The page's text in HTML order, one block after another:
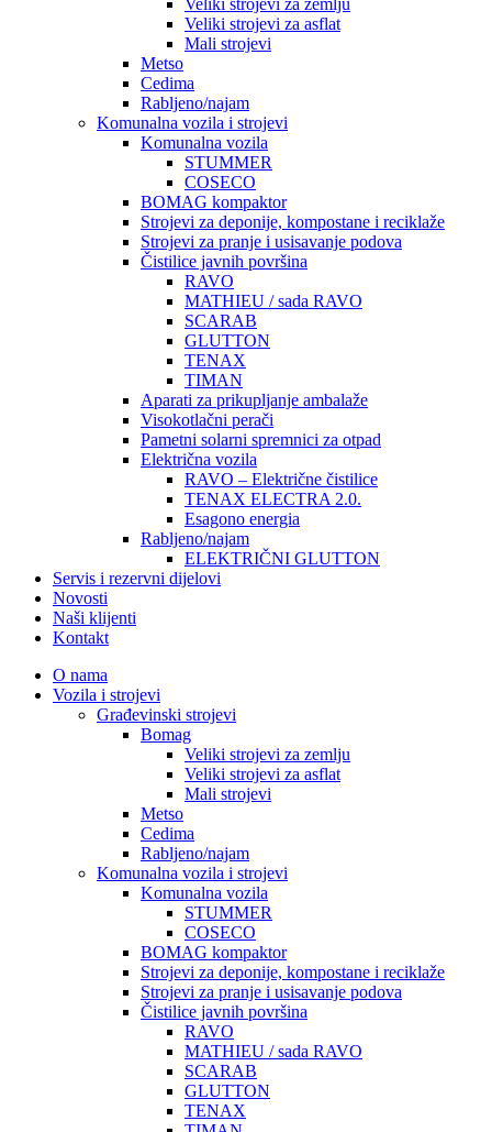
Veliki strojevi za asflat
Mali strojevi
Metso
Cedima
Rabljeno/najam
Komunalna vozila i strojevi
Komunalna vozila
STUMMER
COSECO
BOMAG kompaktor
Strojevi za deponije, kompostane i reciklaže
Strojevi za pranje i usisavanje podova
Čistilice javnih površina
RAVO
MATHIEU / sada RAVO
SCARAB
GLUTTON
TENAX
TIMAN
Aparati za prikupljanje ambalaže
Visokotlačni perači
Pametni solarni spremnici za otpad
Električna vozila
RAVO – Električne čistilice
TENAX ELECTRA 2.0.
Esagono energia
Rabljeno/najam
ELEKTRIČNI GLUTTON
Servis i rezervni dijelovi
Novosti
Naši klijenti
Kontakt
O nama
Vozila i strojevi
Građevinski strojevi
Bomag
Veliki strojevi za zemlju
Veliki strojevi za asflat
Mali strojevi
Metso
Cedima
Rabljeno/najam
Komunalna vozila i strojevi
Komunalna vozila
STUMMER
COSECO
BOMAG kompaktor
Strojevi za deponije, kompostane i reciklaže
Strojevi za pranje i usisavanje podova
Čistilice javnih površina
RAVO
MATHIEU / sada RAVO
SCARAB
GLUTTON
TENAX